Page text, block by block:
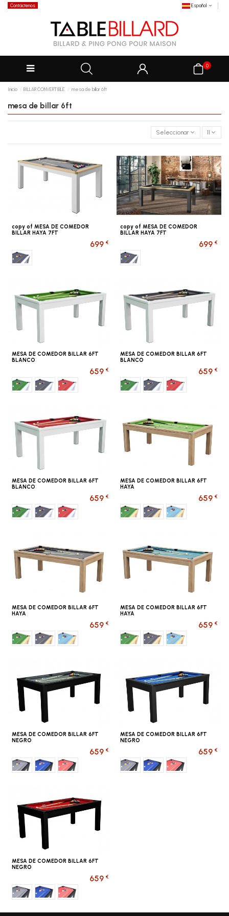
Contáctenos Español
0
Inicio BILLAR CONVERTIBLE mesa de billar 6ft
mesa de billar 6ft
Seleccionar 11
copy of MESA DE COMEDOR
BILLAR HAYA 7FT
699 €
Gris
copy of MESA DE COMEDOR
BILLAR HAYA 7FT
699 €
Gris
MESA DE COMEDOR BILLAR 6FT
BLANCO
659 €
Verde Gris Rojo
MESA DE COMEDOR BILLAR 6FT
BLANCO
659 €
Verde Gris Rojo
MESA DE COMEDOR BILLAR 6FT
BLANCO
659 €
Verde Gris Rojo
MESA DE COMEDOR BILLAR 6FT
HAYA
659 €
Verde Gris Bleu ciel
MESA DE COMEDOR BILLAR 6FT
HAYA
659 €
Verde Gris Bleu ciel
MESA DE COMEDOR BILLAR 6FT
HAYA
659 €
Verde Gris Bleu ciel
MESA DE COMEDOR BILLAR 6FT
NEGRO
659 €
Gris Bleu foncé
Rojo
MESA DE COMEDOR BILLAR 6FT
NEGRO
659 €
Gris Bleu foncé
Rojo
MESA DE COMEDOR BILLAR 6FT
NEGRO
659 €
Gris Bleu foncé
Rojo